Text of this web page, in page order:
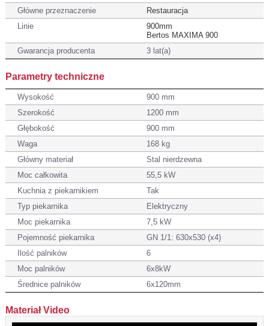
Główne przeznaczenie
Restauracja
Linie
900mm
Bertos MAXIMA 900
Gwarancja producenta
3 lat(a)
Parametry techniczne
Wysokość
900 mm
Szerokość
1200 mm
Głębokość
900 mm
Waga
168 kg
Główny materiał
Stal nierdzewna
Moc całkowita
55,5 kW
Kuchnia z piekarnikiem
Tak
Typ piekarnika
Elektryczny
Moc piekarnika
7,5 kW
Pojemność piekarnika
GN 1/1: 630x530 (x4)
Ilość palników
6
Moc palników
6x8kW
Średnice palników
6x120mm
Materiał Video